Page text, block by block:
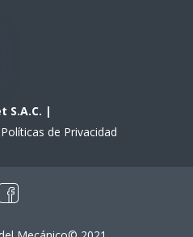
S.A.C. |
Políticas de Privacidad